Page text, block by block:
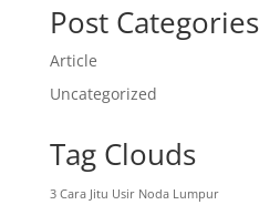
Post Categories
Article
Uncategorized
Tag Clouds
3 Cara Jitu Usir Noda Lumpur